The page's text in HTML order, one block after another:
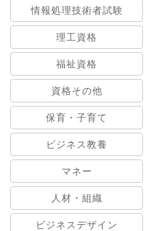
情報処理技術者試験
理工資格
福祉資格
資格その他
保育・子育て
ビジネス教養
マネー
人材・組織
ビジネスデザイン